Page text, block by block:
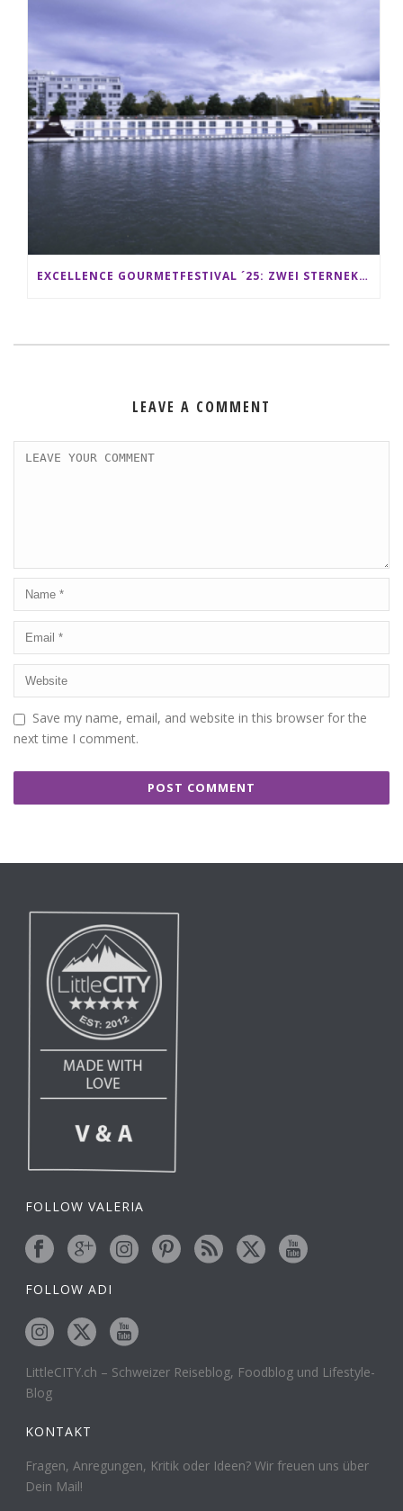
EXCELLENCE GOURMETFESTIVAL ´25: ZWEI STERNEKÖCHE ANTONIO GUIDA & DARIO MORESCO VERWÖHNEN IHRE GÄSTE AUF EINER LUXERIÖSEN SCHIFFSREISE
LEAVE A COMMENT
Save my name, email, and website in this browser for the
next time I comment.
FOLLOW VALERIA
FOLLOW ADI
LittleCITY.ch – Schweizer Reiseblog, Foodblog und Lifestyle-
Blog
KONTAKT
Fragen, Anregungen, Kritik oder Ideen? Wir freuen uns über
Dein Mail!